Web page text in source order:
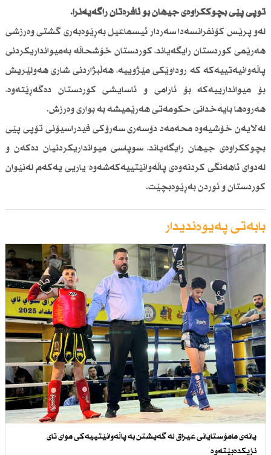
تۆپی پێی بچوككراوەی جیهان بۆ ئافرەتان راگەیەنرا.
لەو پرێس كۆنفرانسەدا سەردار ئیسماعیل بەڕێوەبەری گشتی وەرزشی
هەرێمی كوردستان رایگەیاند، كوردستان خۆشحاڵە بەمیوانداریكردنی
پاڵەوانیەتییەكە كە روداوێكی مێژوییە، هەڵبژاردنی شاری هەولێریش
بۆ میواندارییەكە بۆ ئارامی و ئاسایشی كوردستان دەگەڕێتەوە،
هەروەها بایەخدانی حكومەتی هەرێمیشە بە بواری وەرزش.
لەلایەن خۆشیەوە محەمەد دۆسەری سەرۆكی فیدراسیۆنی تۆپی پێی
بچوككراوەی جیهان رایگەیاند، سوپاسی میوانداریكردنیان دەكەن و
لەدوای ئاهەنگی كردنەوەی پاڵەوانێتییەكەشەوە یاریی یەكەم لەنێوان
كوردستان و ئوردن بەڕێوەبچێت.
بابەتی پەیوەندیدار
یانەی مامۆستایانی عیراق لە گەیشتن بە پاڵەوانێتییەكی موای تای
نزیكدەبێتەوە